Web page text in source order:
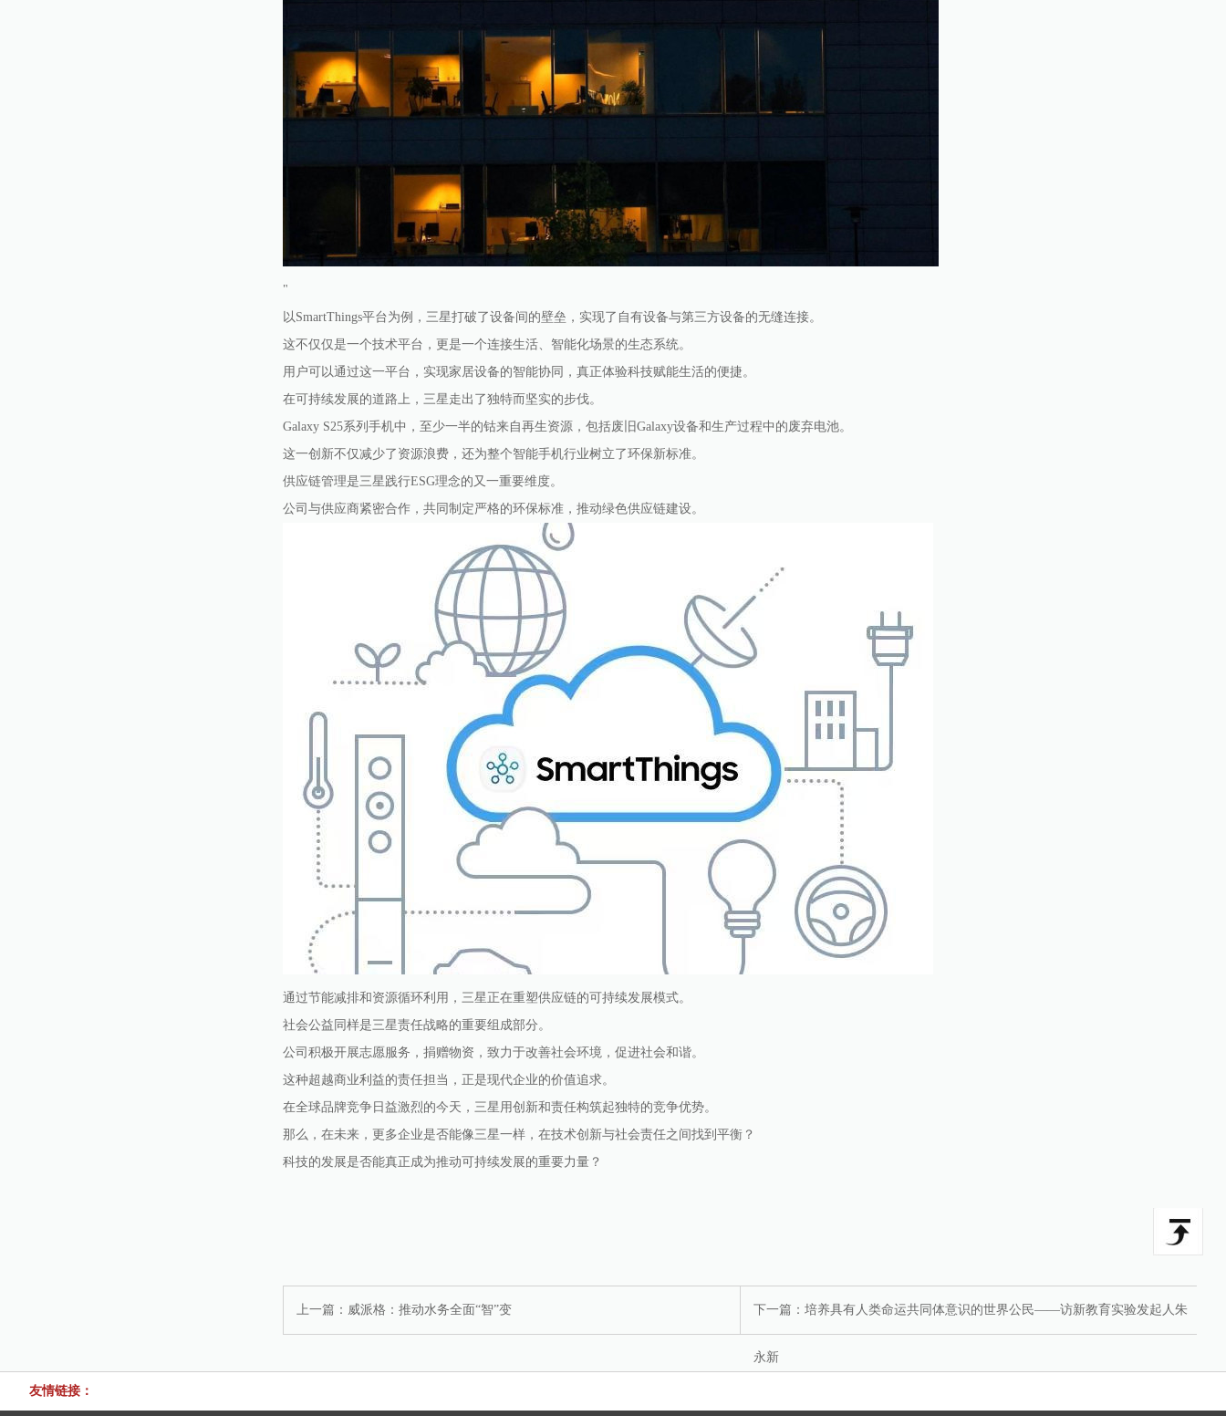
"
以SmartThings平台为例，三星打破了设备间的壁垒，实现了自有设备与第三方设备的无缝连接。
这不仅仅是一个技术平台，更是一个连接生活、智能化场景的生态系统。
用户可以通过这一平台，实现家居设备的智能协同，真正体验科技赋能生活的便捷。
在可持续发展的道路上，三星走出了独特而坚实的步伐。
Galaxy S25系列手机中，至少一半的钴来自再生资源，包括废旧Galaxy设备和生产过程中的废弃电池。
这一创新不仅减少了资源浪费，还为整个智能手机行业树立了环保新标准。
供应链管理是三星践行ESG理念的又一重要维度。
公司与供应商紧密合作，共同制定严格的环保标准，推动绿色供应链建设。
通过节能减排和资源循环利用，三星正在重塑供应链的可持续发展模式。
社会公益同样是三星责任战略的重要组成部分。
公司积极开展志愿服务，捐赠物资，致力于改善社会环境，促进社会和谐。
这种超越商业利益的责任担当，正是现代企业的价值追求。
在全球品牌竞争日益激烈的今天，三星用创新和责任构筑起独特的竞争优势。
那么，在未来，更多企业是否能像三星一样，在技术创新与社会责任之间找到平衡？
科技的发展是否能真正成为推动可持续发展的重要力量？
上一篇： 威派格：推动水务全面“智”变 下一篇： 培养具有人类命运共同体意识的世界公民——访新教育实验发起人朱
永新
友情链接：